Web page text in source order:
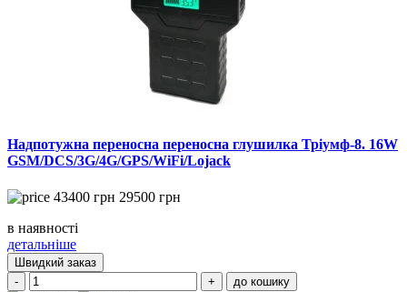
Надпотужна переносна переносна глушилка Тріумф-8. 16W
GSM/DCS/3G/4G/GPS/WiFi/Lojack
43400 грн 29500 грн
в наявності
детальніше
Швидкий заказ
-
+ до кошику